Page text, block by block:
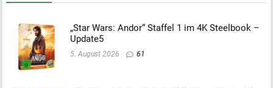
„Star Wars: Andor“ Staffel 1 im 4K Steelbook –
Update5
5. August 2026 61